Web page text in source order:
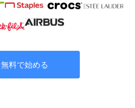
無料で始める